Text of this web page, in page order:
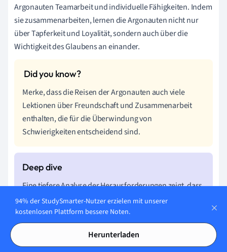
Argonauten Teamarbeit und individuelle Fähigkeiten. Indem
sie zusammenarbeiten, lernen die Argonauten nicht nur
über Tapferkeit und Loyalität, sondern auch über die
Wichtigkeit des Glaubens an einander.
Merke, dass die Reisen der Argonauten auch viele
Lektionen über Freundschaft und Zusammenarbeit
enthalten, die für die Überwindung von
Schwierigkeiten entscheidend sind.
Eine tiefere Analyse der Herausforderungen zeigt, dass
jede Begegnung nicht nur eine physische Bedrohung
darstellt, sondern auch als Metapher für innere Kämpfe
interpretiert werden kann, mit denen jeder Held
konfrontiert ist. Die Sirenen stehen symbolisch für
94% der StudySmarter-Nutzer erzielen mit unserer
kostenlosen Plattform bessere Noten.
Herunterladen